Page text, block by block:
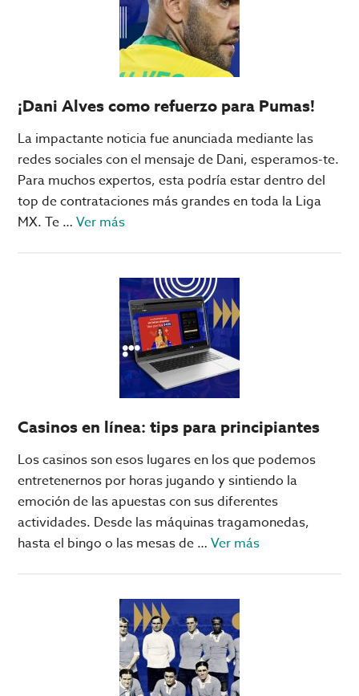
tecnología
Qatar
2022
¡Dani Alves como refuerzo para Pumas!
La impactante noticia fue anunciada mediante las
redes sociales con el mensaje de Dani, esperamos-te.
Para muchos expertos, esta podría estar dentro del
top de contrataciones más grandes en toda la Liga
MX. Te …Ver másacerca
Alves
como
refuerzo
para
Pumas!
Casinos en línea: tips para principiantes
Los casinos son esos lugares en los que podemos
entretenernos por horas jugando y sintiendo la
emoción de las apuestas con sus diferentes
actividades. Desde las máquinas tragamonedas,
hasta el bingo o las mesas de …Ver másacerca